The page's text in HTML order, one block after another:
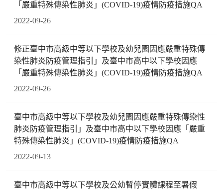
「嚴重特殊傳染性肺炎」(COVID-19)疫情防疫措施QA
2022-09-26
修正臺中市高級中等以下學校及幼兒園因應嚴重特殊傳
染性肺炎防疫管理指引」及臺中市高中以下學校因應
「嚴重特殊傳染性肺炎」(COVID-19)疫情防疫措施QA
2022-09-26
臺中市高級中等以下學校及幼兒園因應嚴重特殊傳染性
肺炎防疫管理指引」及臺中市高中以下學校因應「嚴重
特殊傳染性肺炎」(COVID-19)疫情防疫措施QA
2022-09-13
臺中市高級中等以下學校及公幼暫停實體課程至暑假